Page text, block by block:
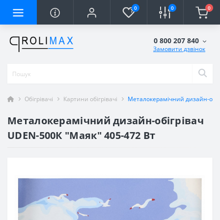
0 0 0
0 800 207 840
Замовити дзвінок
Обігрівачі Картини обігрівачі Металокерамічний дизайн-
Металокерамічний дизайн-обігрівач
UDEN-500К "Маяк" 405-472 Вт